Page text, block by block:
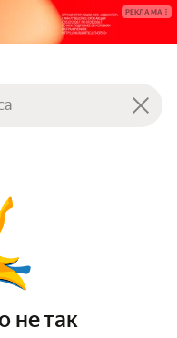
РЕКЛАМА
не так